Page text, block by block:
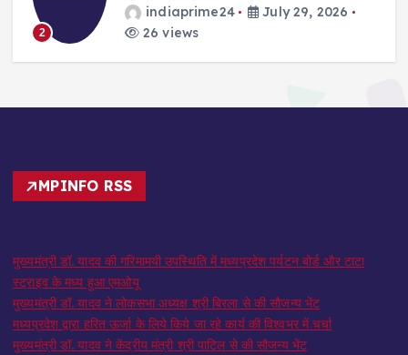
2
indiaprime24
July 29, 2026
26 views
MPINFO RSS
मुख्यमंत्री डॉ. यादव की गरिमामयी उपस्थिति में मध्यप्रदेश पर्यटन बोर्ड और टाटा
स्ट्राइव के मध्य हुआ एमओयू
मुख्यमंत्री डॉ. यादव ने लोकसभा अध्यक्ष श्री बिरला से की सौजन्य भेंट
मध्यप्रदेश द्वारा हरित ऊर्जा के लिये किये जा रहे कार्य की विश्वभर में चर्चा
मुख्यमंत्री डॉ. यादव ने केंद्रीय मंत्री श्री पाटिल से की सौजन्य भेंट